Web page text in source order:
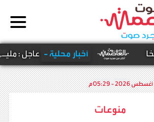
أخبار محلية - عاجل :
منوعات